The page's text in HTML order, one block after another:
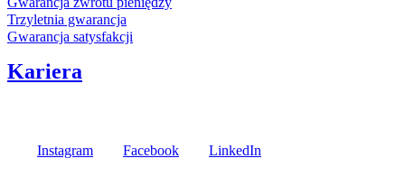
Trzyletnia gwarancja
Gwarancja satysfakcji
Kariera
Instagram Facebook LinkedIn